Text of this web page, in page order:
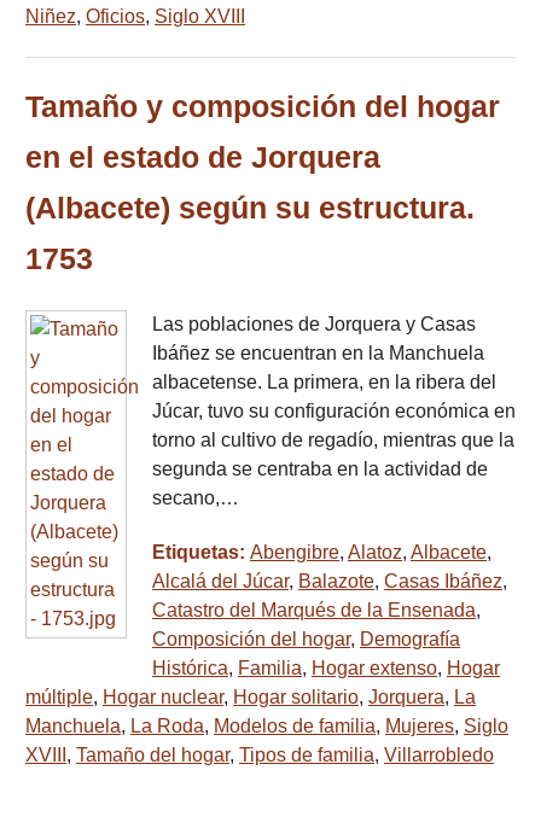
Niñez, Oficios, Siglo XVIII
Tamaño y composición del hogar
en el estado de Jorquera
(Albacete) según su estructura.
1753
Las poblaciones de Jorquera y Casas
Ibáñez se encuentran en la Manchuela
albacetense. La primera, en la ribera del
Júcar, tuvo su configuración económica en
torno al cultivo de regadío, mientras que la
segunda se centraba en la actividad de
secano,…
Etiquetas: Abengibre, Alatoz, Albacete,
Alcalá del Júcar, Balazote, Casas Ibáñez,
Catastro del Marqués de la Ensenada,
Composición del hogar, Demografía
Histórica, Familia, Hogar extenso, Hogar
múltiple, Hogar nuclear, Hogar solitario, Jorquera, La
Manchuela, La Roda, Modelos de familia, Mujeres, Siglo
XVIII , Tamaño del hogar, Tipos de familia, Villarrobledo